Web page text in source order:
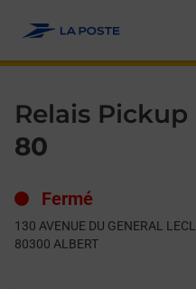
Relais Pickup
80
Fermé
130 AVENUE DU GENERAL
80300 ALBERT